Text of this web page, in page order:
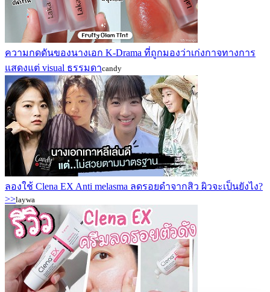
ความกดดันของนางเอก K-Drama ที่ถูกมองว่าเก่งกาจทางการ
แสดงแต่ visual ธรรมดาcandy
ลองใช้ Clena EX Anti melasma ลดรอยดำจากสิว ผิวจะเป็นยังไง?
>>laywa